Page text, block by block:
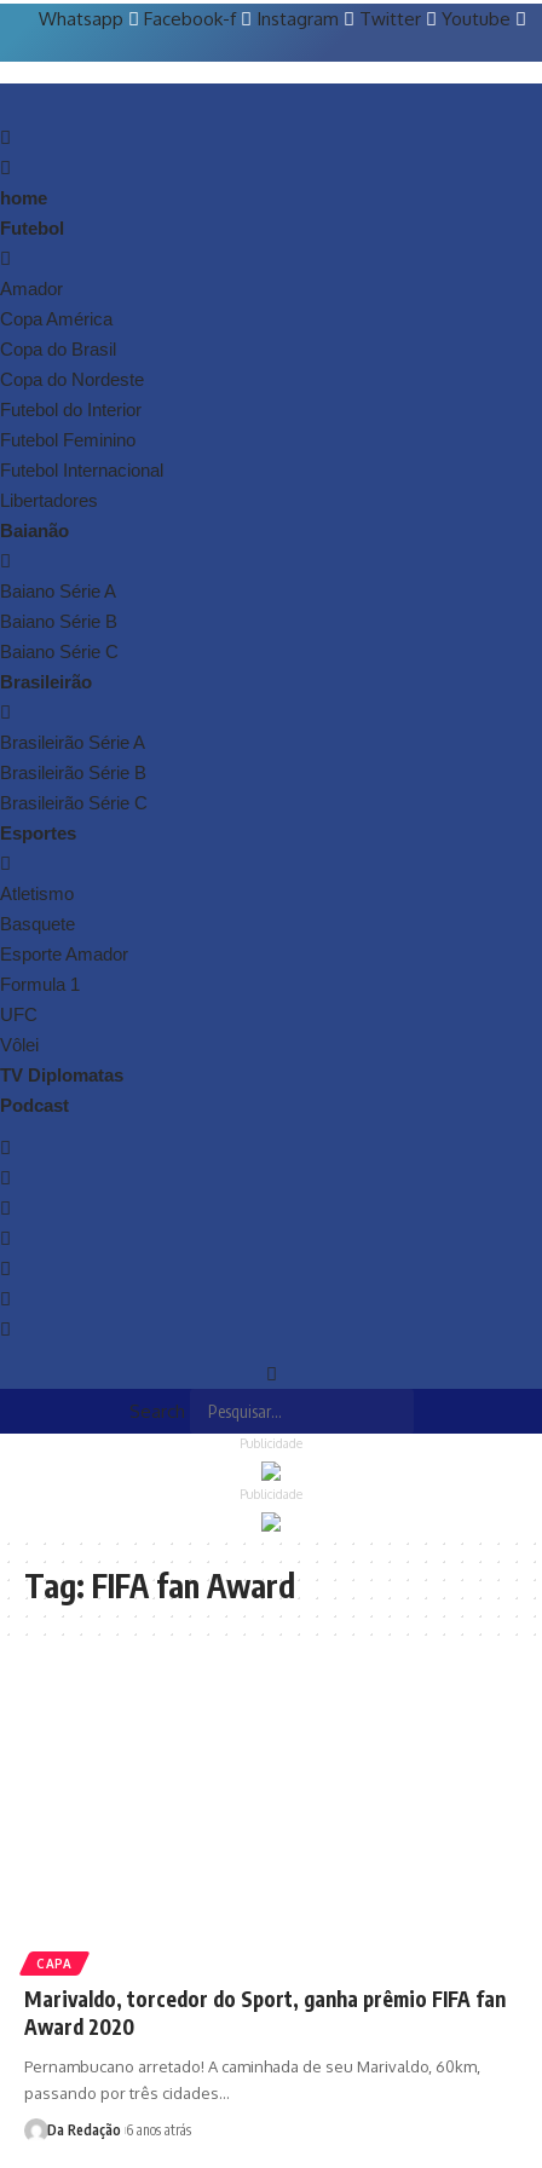
Whatsapp Facebook-f Instagram Twitter Youtube
home
Futebol
Amador
Copa América
Copa do Brasil
Copa do Nordeste
Futebol do Interior
Futebol Feminino
Futebol Internacional
Libertadores
Baianão
Baiano Série A
Baiano Série B
Baiano Série C
Brasileirão
Brasileirão Série A
Brasileirão Série B
Brasileirão Série C
Esportes
Atletismo
Basquete
Esporte Amador
Formula 1
UFC
Vôlei
TV Diplomatas
Podcast
Search
Publicidade
Publicidade
Tag: FIFA fan Award
CAPA
Marivaldo, torcedor do Sport, ganha prêmio FIFA fan
Award 2020
Pernambucano arretado! A caminhada de seu Marivaldo, 60km,
passando por três cidades…
Da Redação 6 anos atrás